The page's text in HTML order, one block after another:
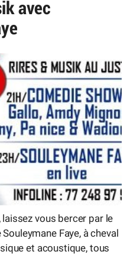
avec
vous bercer par le
Faye, à cheval
et acoustique, tous